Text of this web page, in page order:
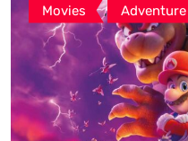
Movies , Adventure